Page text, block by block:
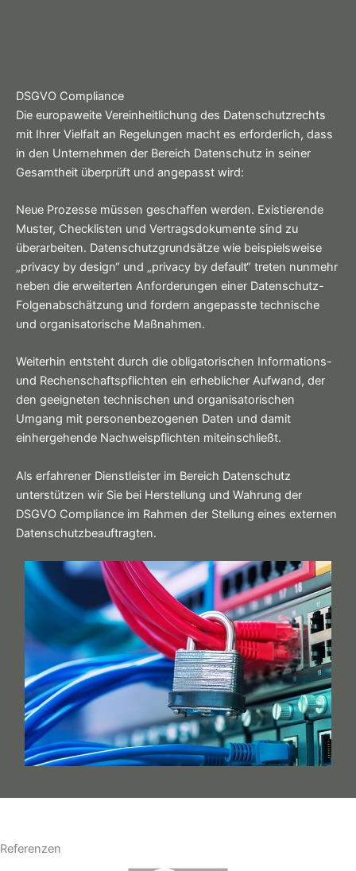
DSGVO Compliance
Die europaweite Vereinheitlichung des Datenschutzrechts
mit Ihrer Vielfalt an Regelungen macht es erforderlich, dass
in den Unternehmen der Bereich Datenschutz in seiner
Gesamtheit überprüft und angepasst wird:
Neue Prozesse müssen geschaffen werden. Existierende
Muster, Checklisten und Vertragsdokumente sind zu
überarbeiten. Datenschutzgrundsätze wie beispielsweise
„privacy by design“ und „privacy by default“ treten nunmehr
neben die erweiterten Anforderungen einer Datenschutz-
Folgenabschätzung und fordern angepasste technische
und organisatorische Maßnahmen.
Weiterhin entsteht durch die obligatorischen Informations-
und Rechenschaftspflichten ein erheblicher Aufwand, der
den geeigneten technischen und organisatorischen
Umgang mit personenbezogenen Daten und damit
einhergehende Nachweispflichten miteinschließt.
Als erfahrener Dienstleister im Bereich Datenschutz
unterstützen wir Sie bei Herstellung und Wahrung der
DSGVO Compliance im Rahmen der Stellung eines externen
Datenschutzbeauftragten.
Referenzen